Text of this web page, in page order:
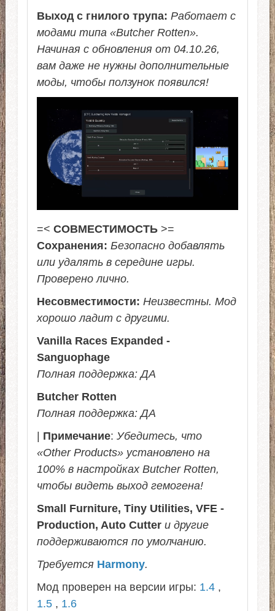
Выход с гнилого трупа: Работает с
модами типа «Butcher Rotten».
Начиная с обновления от 04.10.26,
вам даже не нужны дополнительные
моды, чтобы ползунок появился!
=< СОВМЕСТИМОСТЬ>=
Сохранения: Безопасно добавлять
или удалять в середине игры.
Проверено лично.
Несовместимости: Неизвестны. Мод
хорошо ладит с другими.
Vanilla Races Expanded -
Sanguophage
Полная поддержка: ДА
Butcher Rotten
Полная поддержка: ДА
Примечание: Убедитесь, что
«Other Products» установлено на
100% в настройках Butcher Rotten,
чтобы видеть выход гемогена!
Small Furniture, Tiny Utilities, VFE -
Production, Auto Cutter и другие
поддерживаются по умолчанию.
Требуется Harmony.
Мод проверен на версии игры: 1.4,
1.5, 1.6